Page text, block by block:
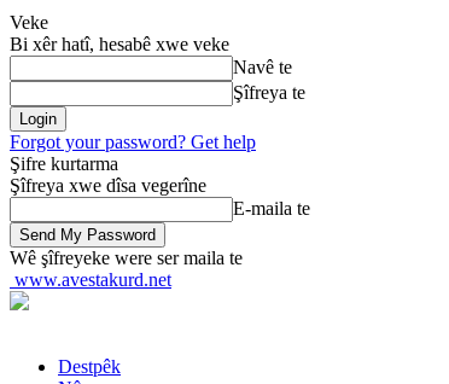
Veke
Bi xêr hatî, hesabê xwe veke
Navê te
Şîfreya te
Forgot your password? Get help
Şifre kurtarma
Şîfreya xwe dîsa vegerîne
E-maila te
Wê şîfreyeke were ser maila te
www.avestakurd.net
Destpêk